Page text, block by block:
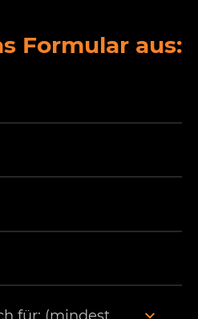
Formular aus: